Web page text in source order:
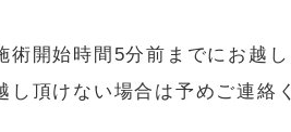
術開始時間5分前までにお越
し頂けない場合は予めご連絡